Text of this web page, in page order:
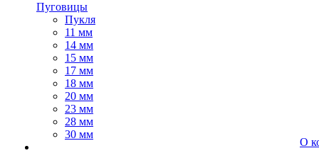
Пуговицы
Пукля
11 мм
14 мм
15 мм
17 мм
18 мм
20 мм
23 мм
28 мм
30 мм
О